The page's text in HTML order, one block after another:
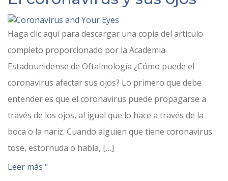
Haga clic aquí para descargar una copia del artículo
completo proporcionado por la Academia
Estadounidense de Oftalmología ¿Cómo puede el
coronavirus afectar sus ojos? Lo primero que debe
entender es que el coronavirus puede propagarse a
través de los ojos, al igual que lo hace a través de la
boca o la nariz. Cuando alguien que tiene coronavirus
tose, estornuda o habla, […]
Leer más "